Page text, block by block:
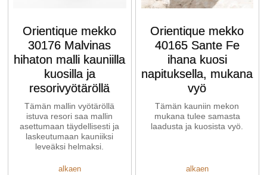
Orientique mekko
30176 Malvinas
hihaton malli kauniilla
kuosilla ja
resorivyötäröllä
Tämän mallin vyötäröllä
istuva resori saa mallin
asettumaan täydellisesti ja
laskeutumaan kauniiksi
leveäksi helmaksi.
alkaen
Orientique mekko
40165 Sante Fe
ihana kuosi
napituksella, mukana
vyö
Tämän kauniin mekon
mukana tulee samasta
laadusta ja kuosista vyö.
alkaen